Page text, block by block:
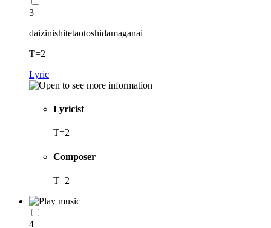
3
daizinishitetaotoshidamaganai
T=2
Lyric
Lyricist
T=2
Composer
T=2
4